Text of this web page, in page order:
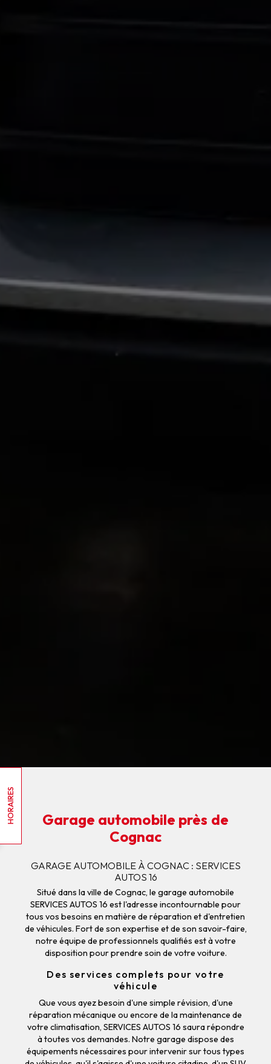
HORAIRES
Garage automobile près de
Cognac
GARAGE AUTOMOBILE À COGNAC : SERVICES
AUTOS 16
Situé dans la ville de Cognac, le garage automobile
SERVICES AUTOS 16 est l'adresse incontournable pour
tous vos besoins en matière de réparation et d'entretien
de véhicules. Fort de son expertise et de son savoir-faire,
notre équipe de professionnels qualifiés est à votre
disposition pour prendre soin de votre voiture.
Des services complets pour votre
véhicule
Que vous ayez besoin d'une simple révision, d'une
réparation mécanique ou encore de la maintenance de
votre climatisation, SERVICES AUTOS 16 saura répondre
à toutes vos demandes. Notre garage dispose des
équipements nécessaires pour intervenir sur tous types